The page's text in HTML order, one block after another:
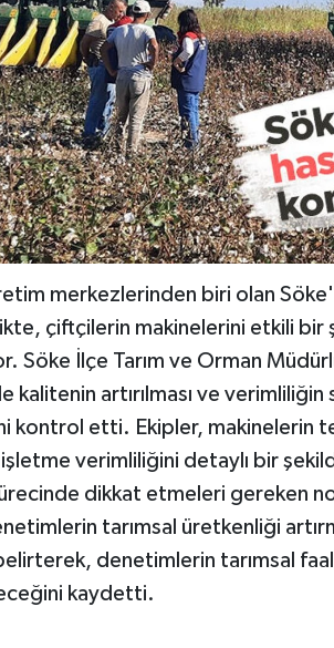
merkezlerinden biri olan
çiftçilerin makinelerini etkili bir
Söke İlçe Tarım ve Orman
kalitenin artırılması ve verimliliğin
kontrol etti. Ekipler, makinelerin
verimliliğini detaylı bir
dikkat etmeleri gereken
tarımsal üretkenliği
belirterek, denetimlerin tarımsal
kaydetti.